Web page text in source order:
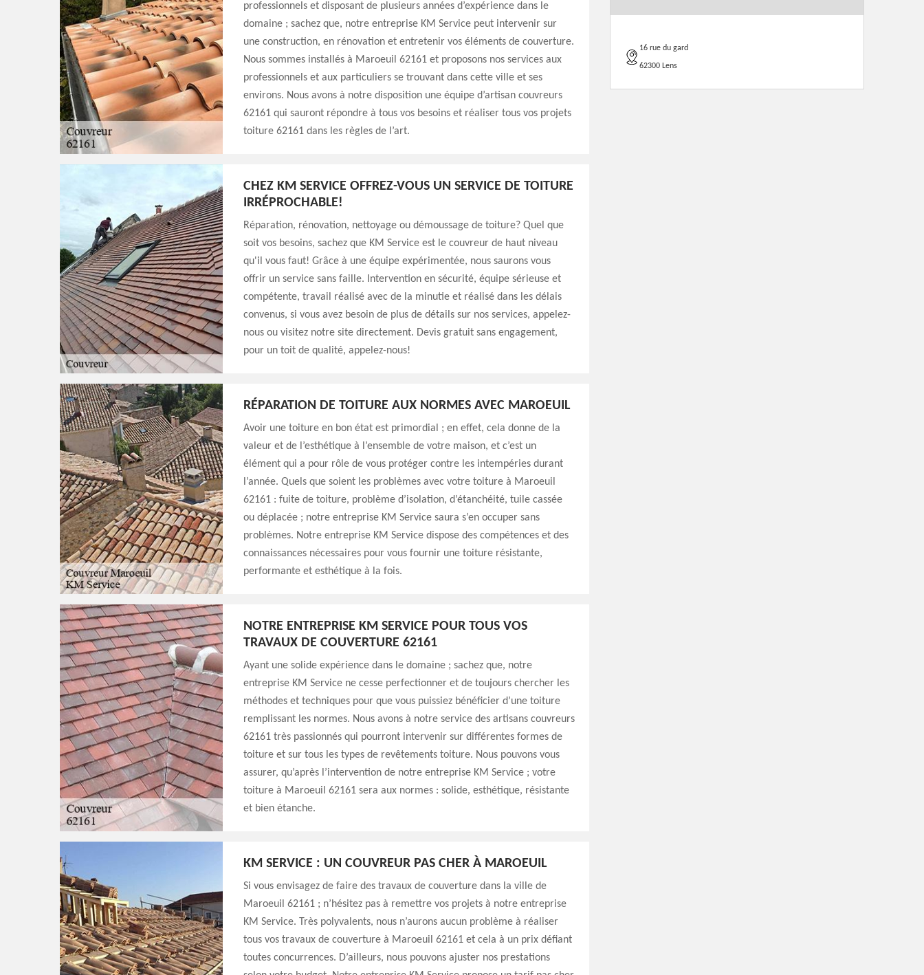
professionnels et disposant de plusieurs années d’expérience dans le
domaine ; sachez que, notre entreprise KM Service peut intervenir sur
une construction, en rénovation et entretenir vos éléments de couverture.
Nous sommes installés à Maroeuil 62161 et proposons nos services aux
professionnels et aux particuliers se trouvant dans cette ville et ses
environs. Nous avons à notre disposition une équipe d’artisan couvreurs
62161 qui sauront répondre à tous vos besoins et réaliser tous vos projets
toiture 62161 dans les règles de l’art.
CHEZ KM SERVICE OFFREZ-VOUS UN SERVICE DE TOITURE
IRRÉPROCHABLE!
Réparation, rénovation, nettoyage ou démoussage de toiture? Quel que
soit vos besoins, sachez que KM Service est le couvreur de haut niveau
qu'il vous faut! Grâce à une équipe expérimentée, nous saurons vous
offrir un service sans faille. Intervention en sécurité, équipe sérieuse et
compétente, travail réalisé avec de la minutie et réalisé dans les délais
convenus, si vous avez besoin de plus de détails sur nos services, appelez-
nous ou visitez notre site directement. Devis gratuit sans engagement,
pour un toit de qualité, appelez-nous!
RÉPARATION DE TOITURE AUX NORMES AVEC MAROEUIL
Avoir une toiture en bon état est primordial ; en effet, cela donne de la
valeur et de l’esthétique à l’ensemble de votre maison, et c’est un
élément qui a pour rôle de vous protéger contre les intempéries durant
l’année. Quels que soient les problèmes avec votre toiture à Maroeuil
62161 : fuite de toiture, problème d’isolation, d’étanchéité, tuile cassée
ou déplacée ; notre entreprise KM Service saura s’en occuper sans
problèmes. Notre entreprise KM Service dispose des compétences et des
connaissances nécessaires pour vous fournir une toiture résistante,
performante et esthétique à la fois.
NOTRE ENTREPRISE KM SERVICE POUR TOUS VOS
TRAVAUX DE COUVERTURE 62161
Ayant une solide expérience dans le domaine ; sachez que, notre
entreprise KM Service ne cesse perfectionner et de toujours chercher les
méthodes et techniques pour que vous puissiez bénéficier d’une toiture
remplissant les normes. Nous avons à notre service des artisans couvreurs
62161 très passionnés qui pourront intervenir sur différentes formes de
toiture et sur tous les types de revêtements toiture. Nous pouvons vous
assurer, qu’après l’intervention de notre entreprise KM Service ; votre
toiture à Maroeuil 62161 sera aux normes : solide, esthétique, résistante
et bien étanche.
KM SERVICE : UN COUVREUR PAS CHER À MAROEUIL
Si vous envisagez de faire des travaux de couverture dans la ville de
Maroeuil 62161 ; n’hésitez pas à remettre vos projets à notre entreprise
KM Service. Très polyvalents, nous n’aurons aucun problème à réaliser
tous vos travaux de couverture à Maroeuil 62161 et cela à un prix défiant
toutes concurrences. D’ailleurs, nous pouvons ajuster nos prestations
16 rue du gard
62300 Lens